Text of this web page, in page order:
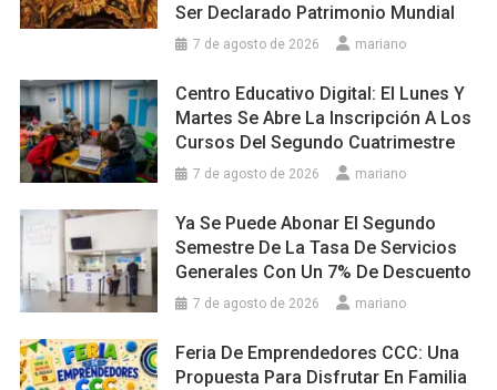
Ser Declarado Patrimonio Mundial
7 de agosto de 2026 mariano
Centro Educativo Digital: El Lunes Y
Martes Se Abre La Inscripción A Los
Cursos Del Segundo Cuatrimestre
7 de agosto de 2026 mariano
Ya Se Puede Abonar El Segundo
Semestre De La Tasa De Servicios
Generales Con Un 7% De Descuento
7 de agosto de 2026 mariano
Feria De Emprendedores CCC: Una
Propuesta Para Disfrutar En Familia